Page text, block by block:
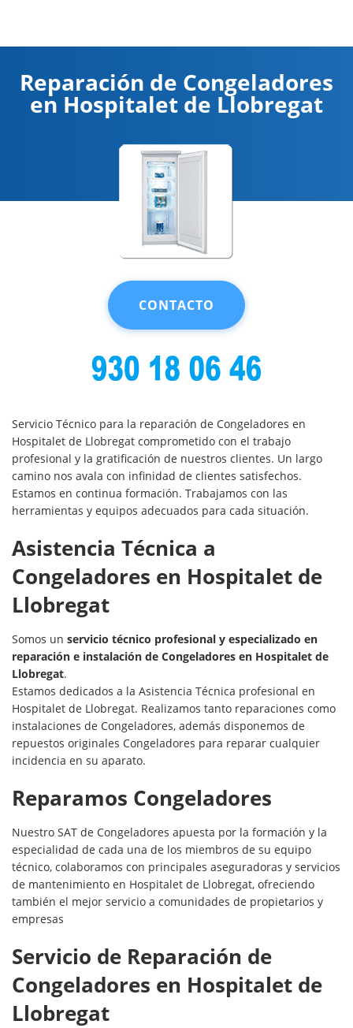
Reparación de Congeladores
en Hospitalet de Llobregat
CONTACTO
Servicio Técnico para la reparación de Congeladores en
Hospitalet de Llobregat comprometido con el trabajo
profesional y la gratificación de nuestros clientes. Un largo
camino nos avala con infinidad de clientes satisfechos.
Estamos en continua formación. Trabajamos con las
herramientas y equipos adecuados para cada situación.
Asistencia Técnica a
Congeladores en Hospitalet de
Llobregat
Somos un servicio técnico profesional y especializado en
reparación e instalación de Congeladores en Hospitalet de
Llobregat.
Estamos dedicados a la Asistencia Técnica profesional en
Hospitalet de Llobregat. Realizamos tanto reparaciones como
instalaciones de Congeladores, además disponemos de
repuestos originales Congeladores para reparar cualquier
incidencia en su aparato.
Reparamos Congeladores
Nuestro SAT de Congeladores apuesta por la formación y la
especialidad de cada una de los miembros de su equipo
técnico, colaboramos con principales aseguradoras y servicios
de mantenimiento en Hospitalet de Llobregat, ofreciendo
también el mejor servicio a comunidades de propietarios y
empresas
Servicio de Reparación de
Congeladores en Hospitalet de
Llobregat